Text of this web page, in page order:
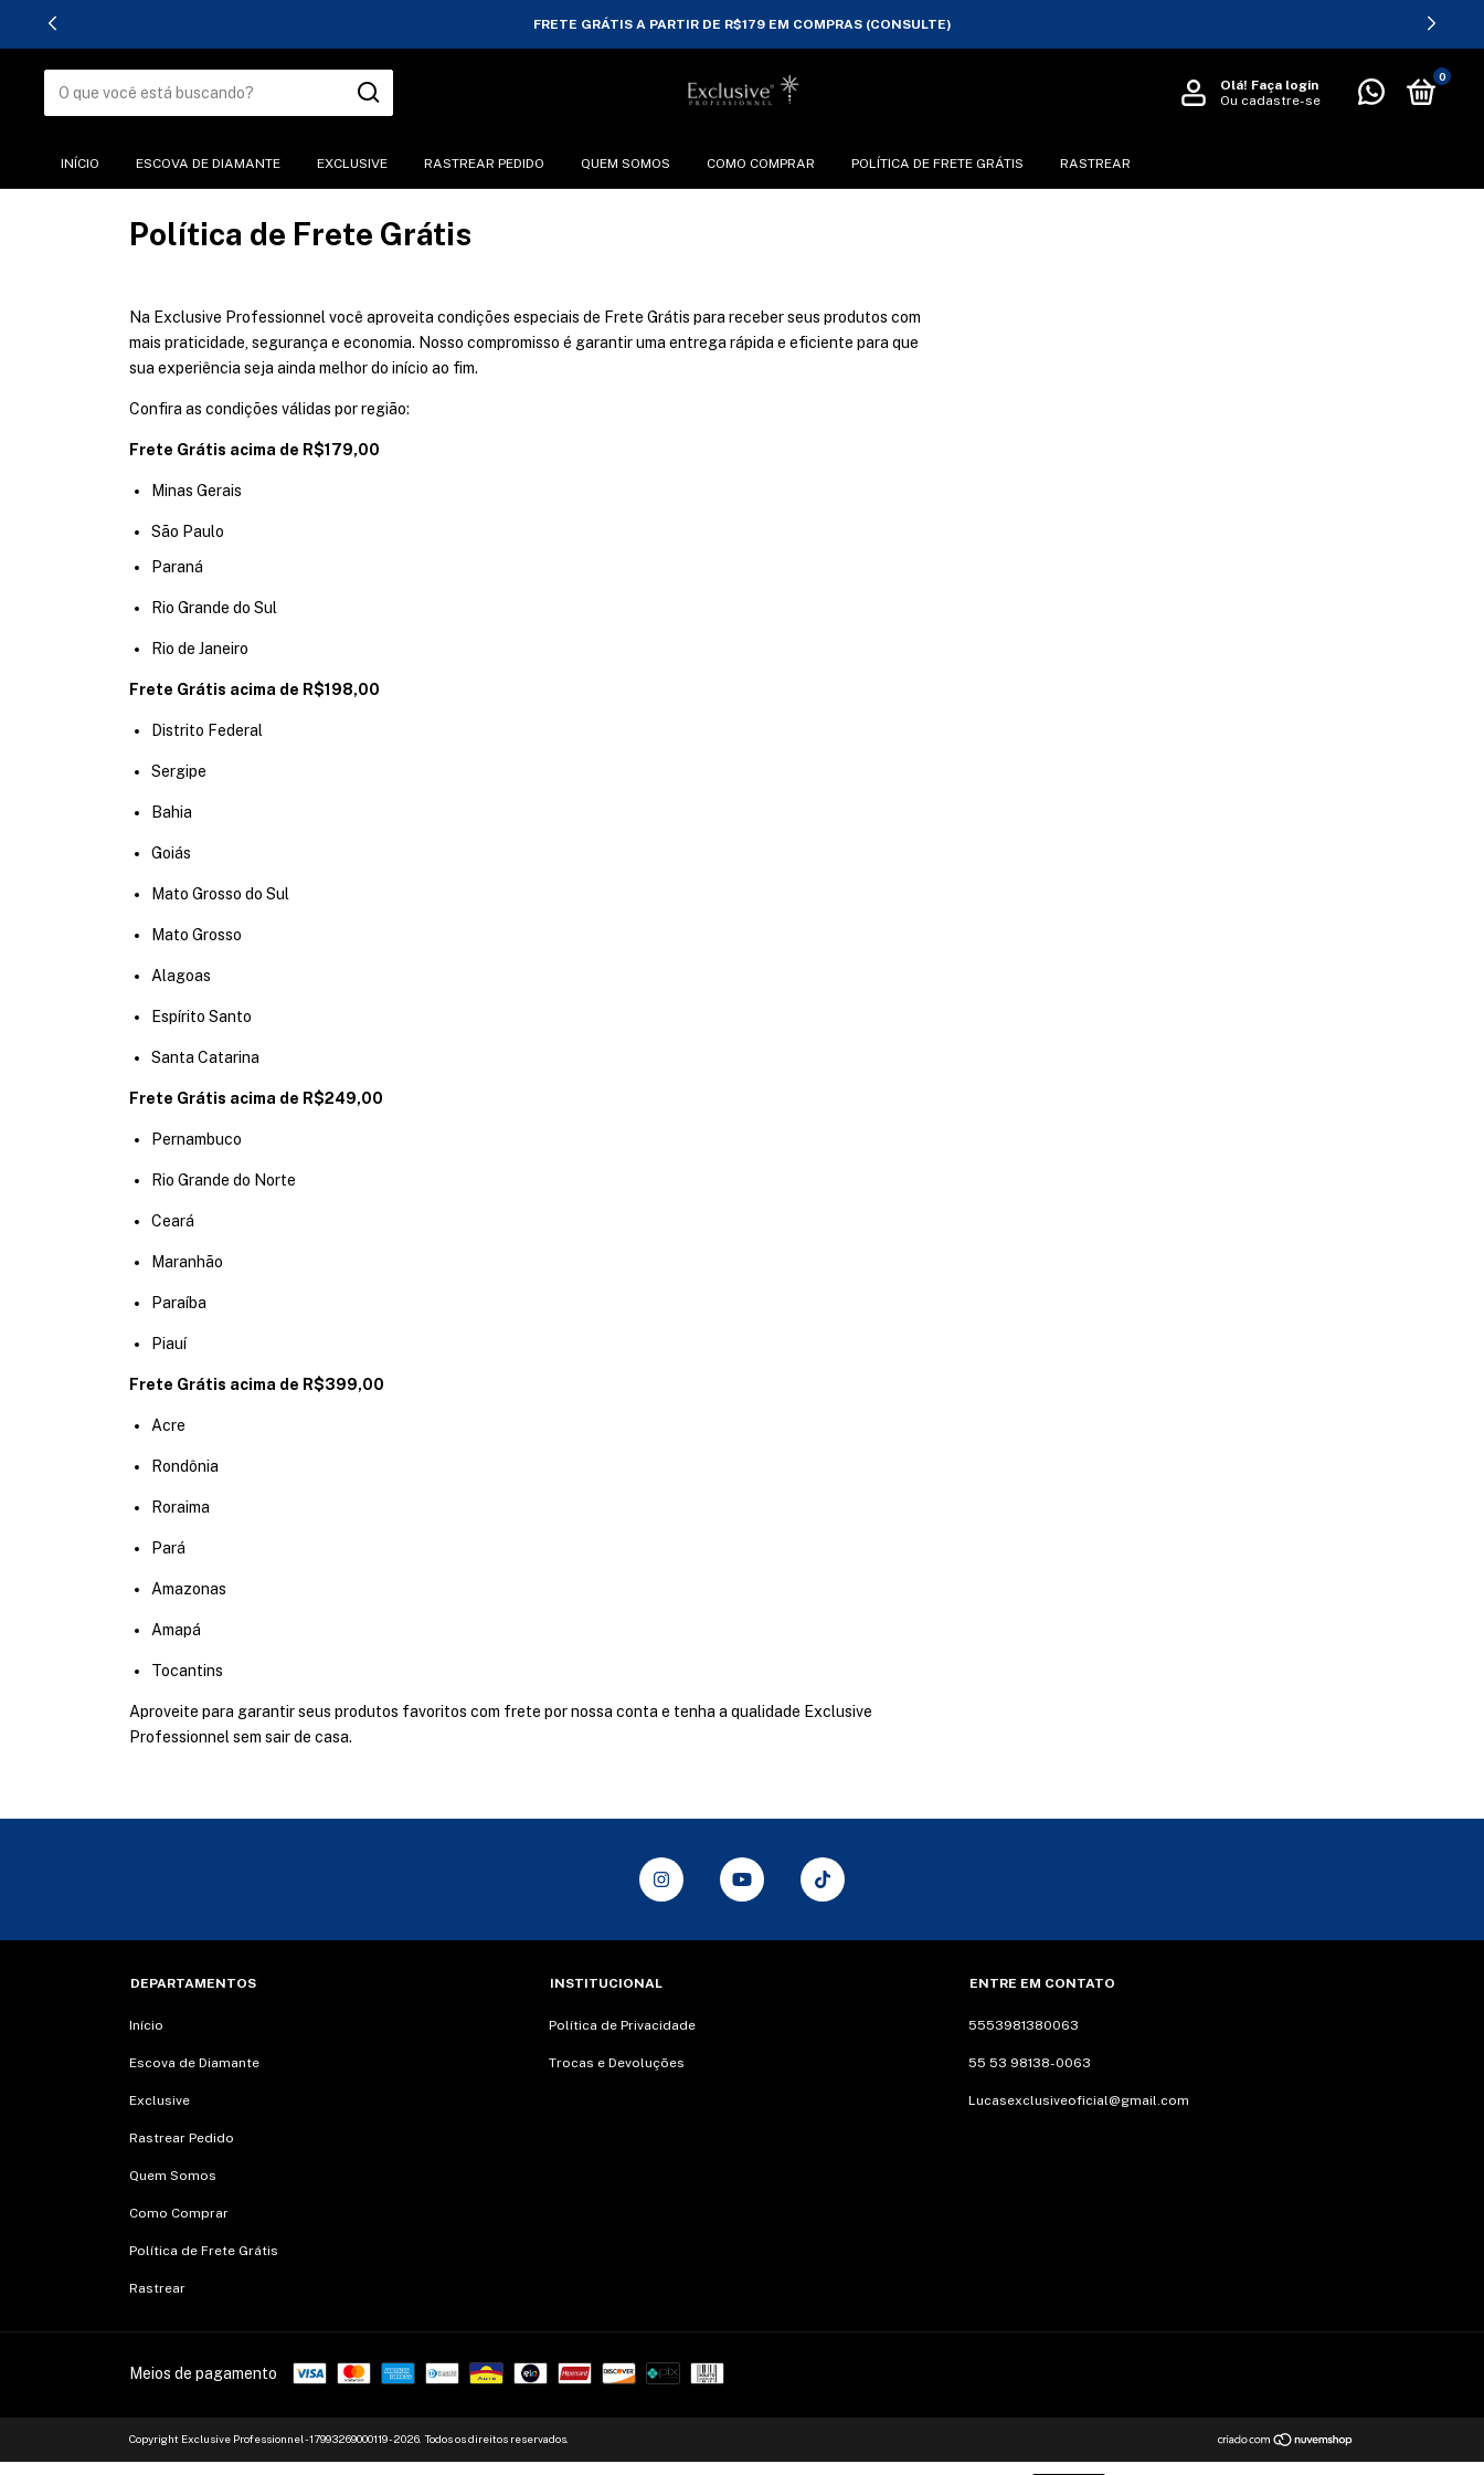
FRETE GRÁTIS A PARTIR DE R$179 EM COMPRAS (CONSULTE)
Olá! Faça login
Ou cadastre-se
0
INÍCIO ESCOVA DE DIAMANTE EXCLUSIVE RASTREAR PEDIDO QUEM SOMOS COMO COMPRAR POLÍTICA DE FRETE GRÁTIS RASTREAR
Política de Frete Grátis
Na Exclusive Professionnel você aproveita condições especiais de Frete Grátis para receber seus produtos com
mais praticidade, segurança e economia. Nosso compromisso é garantir uma entrega rápida e eficiente para que
sua experiência seja ainda melhor do início ao fim.
Confira as condições válidas por região:
Frete Grátis acima de R$179,00
Minas Gerais
São Paulo
Paraná
Rio Grande do Sul
Rio de Janeiro
Frete Grátis acima de R$198,00
Distrito Federal
Sergipe
Bahia
Goiás
Mato Grosso do Sul
Mato Grosso
Alagoas
Espírito Santo
Santa Catarina
Frete Grátis acima de R$249,00
Pernambuco
Rio Grande do Norte
Ceará
Maranhão
Paraíba
Piauí
Frete Grátis acima de R$399,00
Acre
Rondônia
Roraima
Pará
Amazonas
Amapá
Tocantins
Aproveite para garantir seus produtos favoritos com frete por nossa conta e tenha a qualidade Exclusive
Professionnel sem sair de casa.
DEPARTAMENTOS
Início
Escova de Diamante
Exclusive
Rastrear Pedido
Quem Somos
Como Comprar
Política de Frete Grátis
Rastrear
INSTITUCIONAL
Política de Privacidade
Trocas e Devoluções
ENTRE EM CONTATO
5553981380063
55 53 98138-0063
Lucasexclusiveoficial@gmail.com
Meios de pagamento
Copyright Exclusive Professionnel - 17993269000119 - 2026. Todos os direitos reservados.